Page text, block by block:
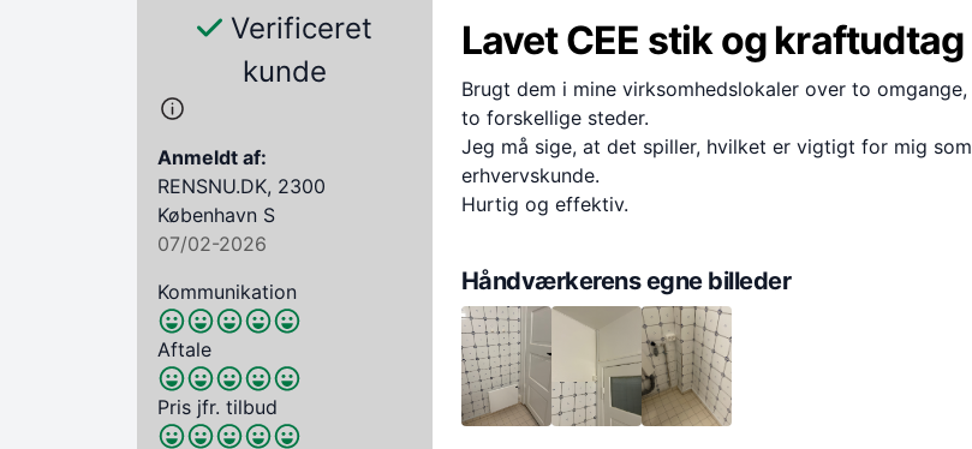
Verificeret
kunde
Anmeldt af:
RENSNU.DK, 2300
København S
07/02-2026
Kommunikation
Aftale
Pris jfr. tilbud
Lavet CEE stik og kraftudtag
Brugt dem i mine virksomhedslokaler over to omgange,
to forskellige steder.
Jeg må sige, at det spiller, hvilket er vigtigt for mig som
erhvervskunde.
Hurtig og effektiv.
Håndværkerens egne billeder